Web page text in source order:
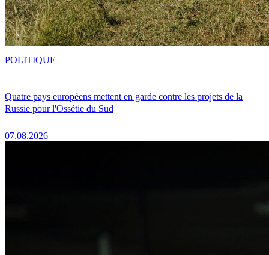
Quatre pays européens mettent en garde contre les projets de la
Russie pour l'Ossétie du Sud
07.08.2026
POLITIQUE